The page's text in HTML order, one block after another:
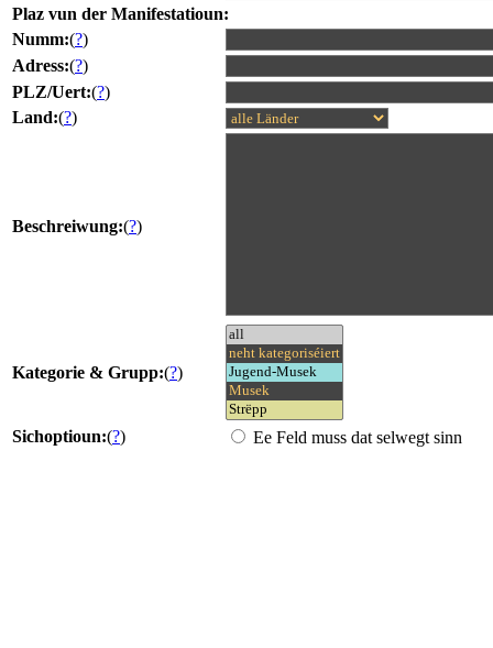
Plaz vun der Manifestatioun:
Numm:(?)
Adress:(?)
PLZ/Uert:(?)
Land:(?)
Beschreiwung:(?)
Kategorie & Grupp:(?)
Sichoptioun:(?) Ee Feld muss dat selwegt sinn